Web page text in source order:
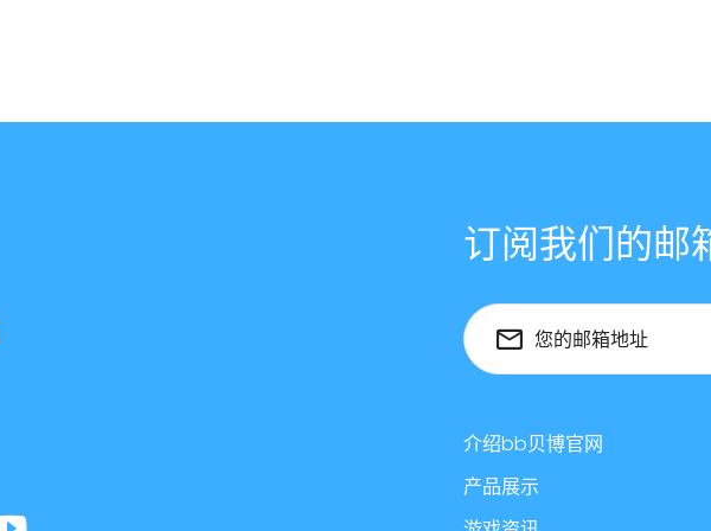
订阅我们的邮
您的邮箱地址
介绍bb贝博官网
产品展示